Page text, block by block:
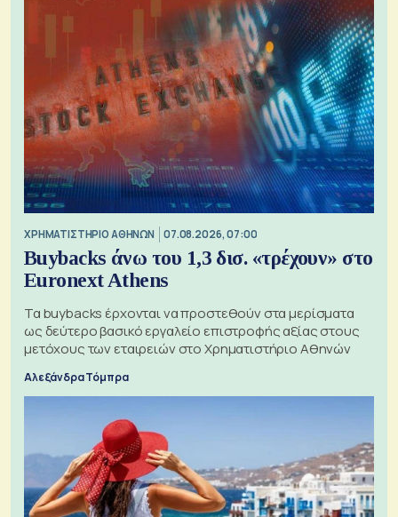
XΡΗΜΑΤΙΣΤΗΡΙΟ ΑΘΗΝΩΝ 07.08.2026, 07:00
Buybacks άνω του 1,3 δισ. «τρέχουν» στο
Euronext Athens
Τα buybacks έρχονται να προστεθούν στα μερίσματα
ως δεύτερο βασικό εργαλείο επιστροφής αξίας στους
μετόχους των εταιρειών στο Χρηματιστήριο Αθηνών
Αλεξάνδρα Τόμπρα